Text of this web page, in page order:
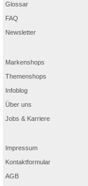
Glossar
FAQ
Newsletter
Markenshops
Themenshops
Infoblog
Über uns
Jobs & Karriere
Impressum
Kontaktformular
AGB